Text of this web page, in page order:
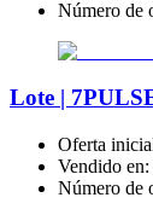
Número de
Lote | 7
Oferta
Vendido en:
Número de